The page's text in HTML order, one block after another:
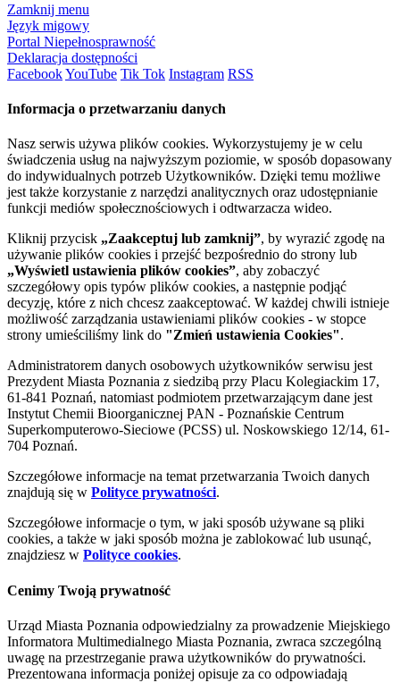
Zamknij menu
Język migowy
Portal Niepełnosprawność
Deklaracja dostępności
FacebookYouTube Tik Tok Instagram RSS
Informacja o przetwarzaniu danych
Nasz serwis używa plików cookies. Wykorzystujemy je w celu
świadczenia usług na najwyższym poziomie, w sposób dopasowany
do indywidualnych potrzeb Użytkowników. Dzięki temu możliwe
jest także korzystanie z narzędzi analitycznych oraz udostępnianie
funkcji mediów społecznościowych i odtwarzacza wideo.
Kliknij przycisk „Zaakceptuj lub zamknij”, by wyrazić zgodę na
używanie plików cookies i przejść bezpośrednio do strony lub
„Wyświetl ustawienia plików cookies”, aby zobaczyć
szczegółowy opis typów plików cookies, a następnie podjąć
decyzję, które z nich chcesz zaakceptować. W każdej chwili istnieje
możliwość zarządzania ustawieniami plików cookies - w stopce
strony umieściliśmy link do "Zmień ustawienia Cookies".
Administratorem danych osobowych użytkowników serwisu jest
Prezydent Miasta Poznania z siedzibą przy Placu Kolegiackim 17,
61-841 Poznań, natomiast podmiotem przetwarzającym dane jest
Instytut Chemii Bioorganicznej PAN - Poznańskie Centrum
Superkomputerowo-Sieciowe (PCSS) ul. Noskowskiego 12/14, 61-
704 Poznań.
Szczegółowe informacje na temat przetwarzania Twoich danych
znajdują się w Polityce prywatności.
Szczegółowe informacje o tym, w jaki sposób używane są pliki
cookies, a także w jaki sposób można je zablokować lub usunąć,
znajdziesz w Polityce cookies.
Cenimy Twoją prywatność
Urząd Miasta Poznania odpowiedzialny za prowadzenie Miejskiego
Informatora Multimedialnego Miasta Poznania, zwraca szczególną
uwagę na przestrzeganie prawa użytkowników do prywatności.
Prezentowana informacja poniżej opisuje za co odpowiadają